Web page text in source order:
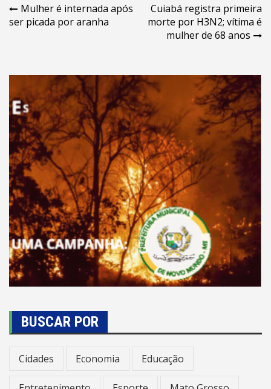
Navegação
de
Mulher é internada após
ser picada por aranha
Cuiabá registra primeira
morte por H3N2; vítima é
mulher de 68 anos
BUSCAR POR
Cidades Economia Educação